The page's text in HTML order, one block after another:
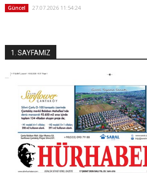
Güncel 27.07.2026 11:54:24
1. SAYFAMIZ